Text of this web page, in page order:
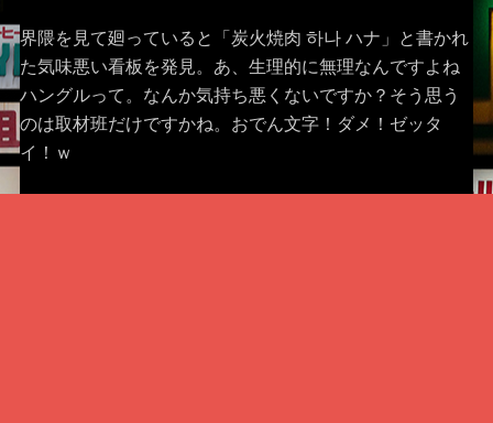
界隈を見て廻っていると「炭火焼肉 하나 ハナ」と書かれ
た気味悪い看板を発見。あ、生理的に無理なんですよね
ハングルって。なんか気持ち悪くないですか？そう思う
のは取材班だけですかね。おでん文字！ダメ！ゼッタ
イ！ｗ